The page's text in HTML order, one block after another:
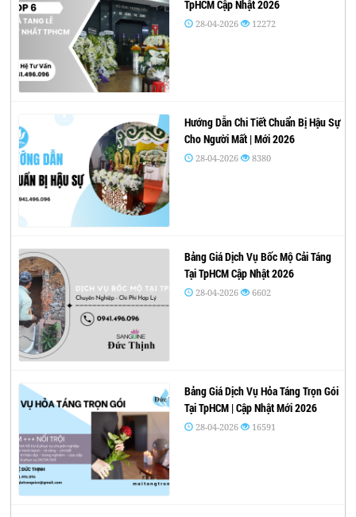
TpHCM Cập Nhật 2026
28-04-2026 12272
Hướng Dẫn Chi Tiết Chuẩn Bị Hậu Sự
Cho Người Mất | Mới 2026
28-04-2026 8380
Bảng Giá Dịch Vụ Bốc Mộ Cải Táng
Tại TpHCM Cập Nhật 2026
28-04-2026 6602
Bảng Giá Dịch Vụ Hỏa Táng Trọn Gói
Tại TpHCM | Cập Nhật Mới 2026
28-04-2026 16591